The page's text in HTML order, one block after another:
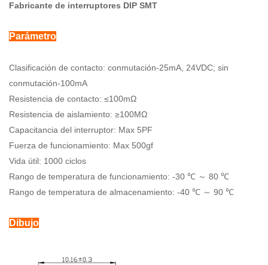
Fabricante de interruptores DIP SMT
Parámetro
Clasificación de contacto: conmutación-25mA, 24VDC; sin
conmutación-100mA
Resistencia de contacto: ≤100mΩ
Resistencia de aislamiento: ≥100MΩ
Capacitancia del interruptor: Max 5PF
Fuerza de funcionamiento: Max 500gf
Vida útil: 1000 ciclos
Rango de temperatura de funcionamiento: -30 ℃ ～ 80 ℃
Rango de temperatura de almacenamiento: -40 ℃ ～ 90 ℃
Dibujo